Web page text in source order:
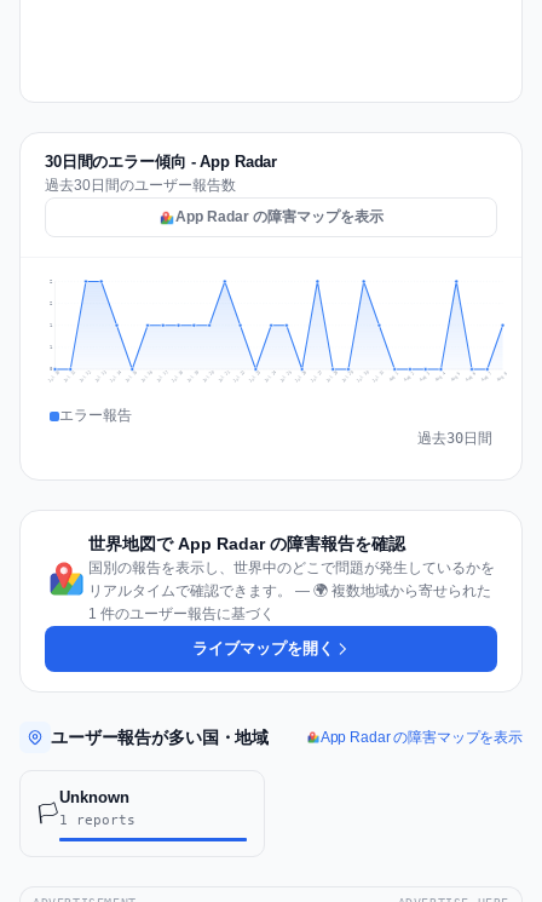
30日間のエラー傾向 - App Radar
過去30日間のユーザー報告数
App Radar の障害マップを表示
1
1
2
2
Jul 10 Jul 11 Jul 12 Jul 13 Jul 14 Jul 15 Jul 16 Jul 17 Jul 18 Jul 19 Jul 20 Jul 21 Jul 22 Jul 23 Jul 24 Jul 25 Jul 26 Jul 27 Jul 28 Jul 29 Jul 30 Jul 31 Aug 1 Aug 2 Aug 3 Aug 4 Aug 5 Aug 6 Aug 7 Aug 8
エラー報告
過去30日間
世界地図で App Radar の障害報告を確認
国別の報告を表示し、世界中のどこで問題が発生しているかを
リアルタイムで確認できます。 — 🌍 複数地域から寄せられた
1 件のユーザー報告に基づく
ライブマップを開く
ユーザー報告が多い国・地域 App Radar の障害マップを表示
🏳️
Unknown
1 reports